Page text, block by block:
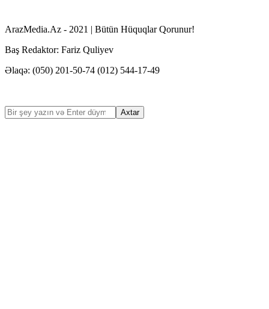
ArazMedia.Az - 2021 | Bütün Hüquqlar Qorunur!
Baş Redaktor: Fariz Quliyev
Əlaqə: (050) 201-50-74 (012) 544-17-49